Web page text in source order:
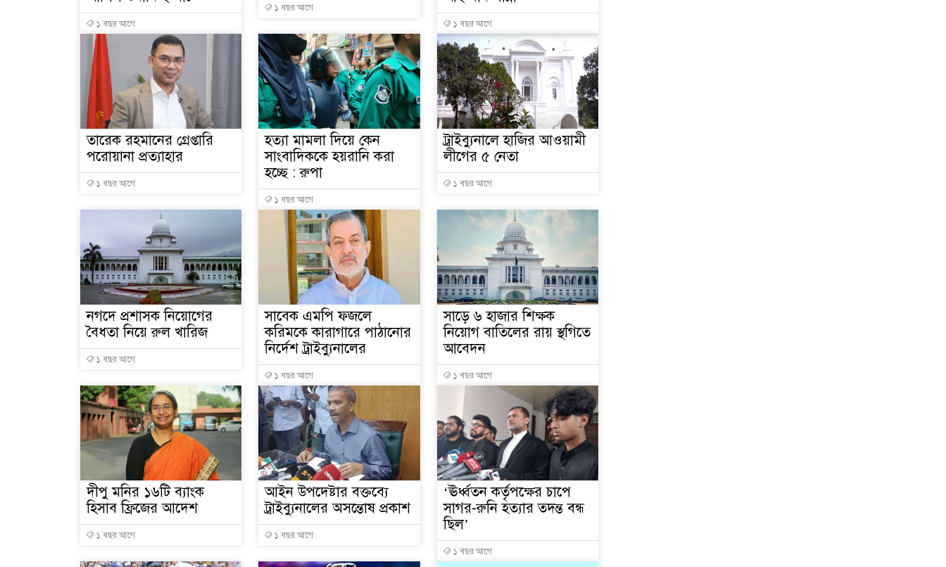
১ বছর আগে
১ বছর আগে
১ বছর আগে
তারেক রহমানের গ্রেপ্তারি
পরোয়ানা প্রত্যাহার
১ বছর আগে
হত্যা মামলা দিয়ে কেন
সাংবাদিককে হয়রানি করা
হচ্ছে : রুপা
১ বছর আগে
ট্রাইব্যুনালে হাজির আওয়ামী
লীগের ৫ নেতা
১ বছর আগে
নগদে প্রশাসক নিয়োগের
বৈধতা নিয়ে রুল খারিজ
১ বছর আগে
সাবেক এমপি ফজলে
করিমকে কারাগারে পাঠানোর
নির্দেশ ট্রাইব্যুনালের
১ বছর আগে
সাড়ে ৬ হাজার শিক্ষক
নিয়োগ বাতিলের রায় স্থগিতে
আবেদন
১ বছর আগে
দীপু মনির ১৬টি ব্যাংক
হিসাব ফ্রিজের আদেশ
১ বছর আগে
আইন উপদেষ্টার বক্তব্যে
ট্রাইব্যুনালের অসন্তোষ প্রকাশ
১ বছর আগে
‘ঊর্ধ্বতন কর্তৃপক্ষের চাপে
সাগর-রুনি হত্যার তদন্ত বন্ধ
ছিল’
১ বছর আগে